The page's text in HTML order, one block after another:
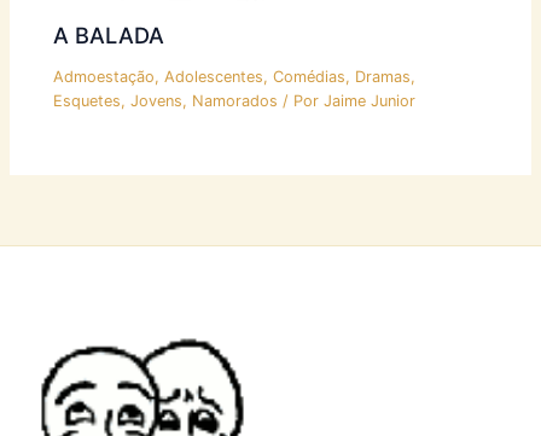
A BALADA
Admoestação,Adolescentes,Comédias, Dramas,
Esquetes,Jovens, Namorados / PorJaime Junior